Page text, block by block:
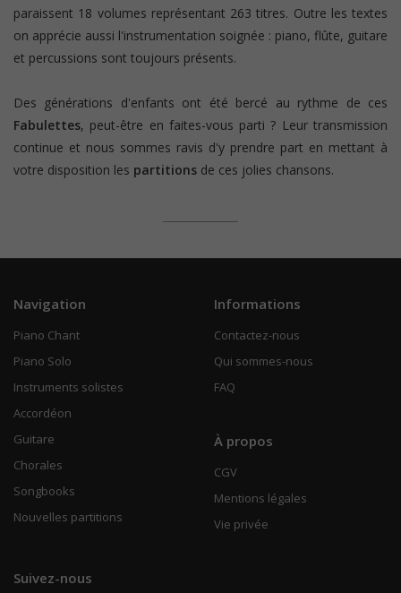
paraissent 18 volumes représentant 263 titres. Outre les textes
on apprécie aussi l'instrumentation soignée : piano, flûte, guitare
et percussions sont toujours présents.
Des générations d'enfants ont été bercé au rythme de ces
Fabulettes, peut-être en faites-vous parti ? Leur transmission
continue et nous sommes ravis d'y prendre part en mettant à
votre disposition les partitions de ces jolies chansons.
Navigation
Piano Chant
Piano Solo
Instruments solistes
Accordéon
Guitare
Chorales
Songbooks
Nouvelles partitions
Informations
Contactez-nous
Qui sommes-nous
FAQ
À propos
CGV
Mentions légales
Vie privée
Suivez-nous